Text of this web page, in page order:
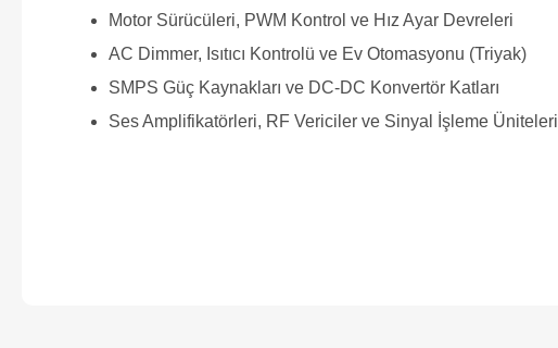
Motor Sürücüleri, PWM Kontrol ve Hız Ayar Devreleri
AC Dimmer, Isıtıcı Kontrolü ve Ev Otomasyonu (Triyak)
SMPS Güç Kaynakları ve DC-DC Konvertör Katları
Ses Amplifikatörleri, RF Vericiler ve Sinyal İşleme Üniteleri